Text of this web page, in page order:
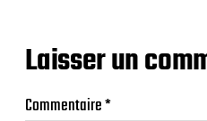
Laisser un
Commentaire*